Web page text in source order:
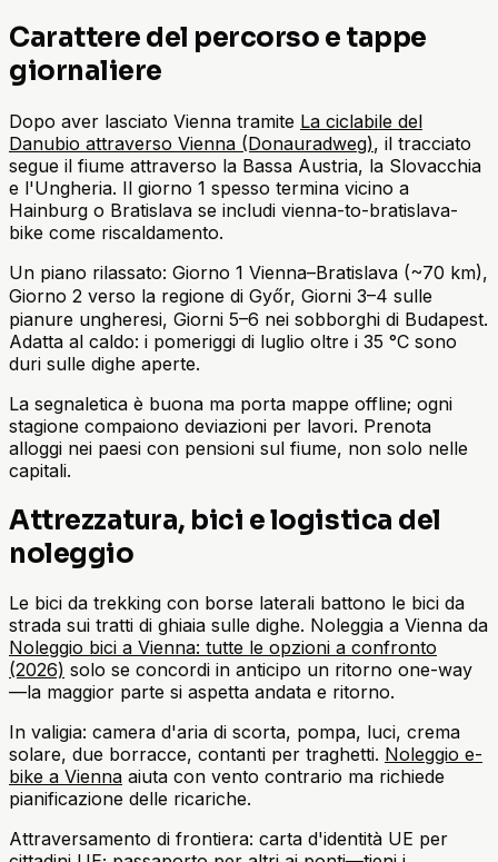
Carattere del percorso e tappe
giornaliere
Dopo aver lasciato Vienna tramite La ciclabile del
Danubio attraverso Vienna (Donauradweg), il tracciato
segue il fiume attraverso la Bassa Austria, la Slovacchia
e l'Ungheria. Il giorno 1 spesso termina vicino a
Hainburg o Bratislava se includi vienna-to-bratislava-
bike come riscaldamento.
Un piano rilassato: Giorno 1 Vienna–Bratislava (~70 km),
Giorno 2 verso la regione di Győr, Giorni 3–4 sulle
pianure ungheresi, Giorni 5–6 nei sobborghi di Budapest.
Adatta al caldo: i pomeriggi di luglio oltre i 35 °C sono
duri sulle dighe aperte.
La segnaletica è buona ma porta mappe offline; ogni
stagione compaiono deviazioni per lavori. Prenota
alloggi nei paesi con pensioni sul fiume, non solo nelle
capitali.
Attrezzatura, bici e logistica del
noleggio
Le bici da trekking con borse laterali battono le bici da
strada sui tratti di ghiaia sulle dighe. Noleggia a Vienna da
Noleggio bici a Vienna: tutte le opzioni a confronto
(2026) solo se concordi in anticipo un ritorno one-way
—la maggior parte si aspetta andata e ritorno.
In valigia: camera d'aria di scorta, pompa, luci, crema
solare, due borracce, contanti per traghetti. Noleggio e-
bike a Vienna aiuta con vento contrario ma richiede
pianificazione delle ricariche.
Attraversamento di frontiera: carta d'identità UE per